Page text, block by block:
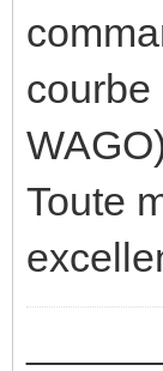
courbe
Toute